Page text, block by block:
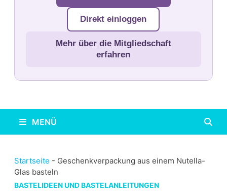
Direkt einloggen
Mehr über die Mitgliedschaft
erfahren
MENÜ
Startseite - Geschenkverpackung aus einem Nutella-
Glas basteln
BASTELIDEEN UND BASTELANLEITUNGEN